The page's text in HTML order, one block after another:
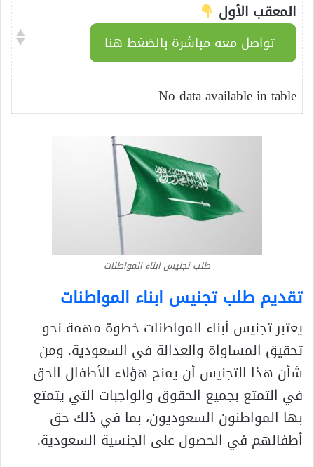
المعقب الأول
تواصل معه مباشرة بالضغط هنا
No data available in table
طلب تجنيس ابناء المواطنات
تقديم طلب تجنيس ابناء المواطنات
يعتبر تجنيس أبناء المواطنات خطوة مهمة نحو
تحقيق المساواة والعدالة في السعودية. ومن
شأن هذا التجنيس أن يمنح هؤلاء الأطفال الحق
في التمتع بجميع الحقوق والواجبات التي يتمتع
بها المواطنون السعوديون، بما في ذلك حق
أطفالهم في الحصول على الجنسية السعودية.